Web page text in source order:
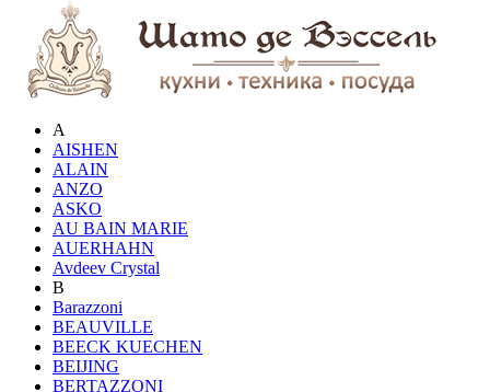
A
AISHEN
ALAIN
ANZO
ASKO
AU BAIN MARIE
AUERHAHN
Avdeev Crystal
B
Barazzoni
BEAUVILLE
BEECK KUECHEN
BEIJING
BERTAZZONI